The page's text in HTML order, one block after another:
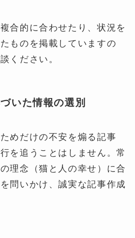
合的に合わせたり、状況を
ものを掲載していますの
ください。
いた情報の選別
めだけの不安を煽る記事
を追うことはしません。常
理念（猫と人の幸せ）に合
問いかけ、誠実な記事作成